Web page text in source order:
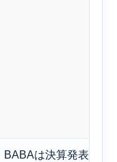
は決算発表、中